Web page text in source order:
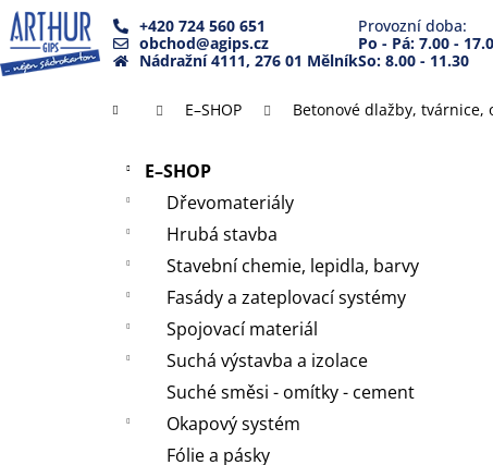
Přejít
na
obsah
+420 724 560 651
obchod@agips.cz
Nádražní 4111, 276 01 Mělník
Provozní doba:
Po - Pá: 7.00 -
So: 8.00 - 11.30
Domů E–SHOP Betonové dlažby, tvárnice,
Přeskočit
kategorie
E–SHOP
Dřevomateriály
Hrubá stavba
Stavební chemie, lepidla, barvy
Fasády a zateplovací systémy
Spojovací materiál
Suchá výstavba a izolace
Suché směsi - omítky - cement
Okapový systém
Fólie a pásky
K
o
š
Zpět
Zpět